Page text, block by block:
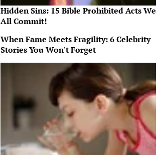
Hidden Sins: 15 Bible Prohibited Acts We
All Commit!
When Fame Meets Fragility: 6 Celebrity
Stories You Won't Forget